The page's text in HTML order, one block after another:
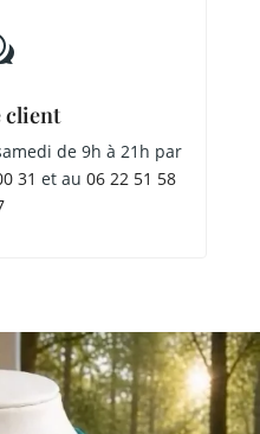
client
de 9h à 21h par
31 et au06 22 51 58